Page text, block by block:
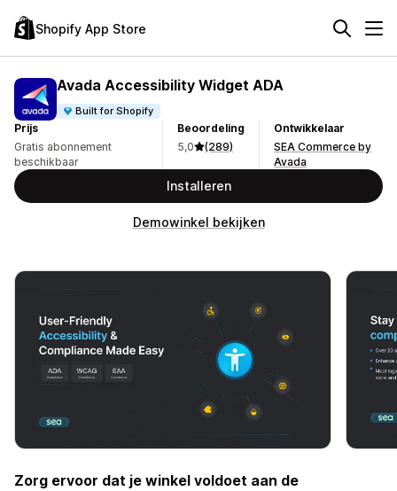
Shopify App Store
Avada Accessibility Widget ADA
Built for Shopify
Prijs
Gratis abonnement
beschikbaar
Beoordeling
5,0
(289)
Ontwikkelaar
SEA Commerce by
Avada
Installeren
Demowinkel bekijken
Zorg ervoor dat je winkel voldoet aan de